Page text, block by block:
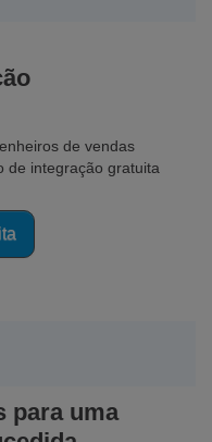
de vendas
de integração gratuita
para uma